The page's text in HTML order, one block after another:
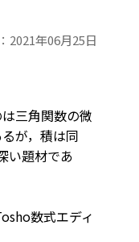
2021年06月25日
三角関数の微
が，積は同
い題材であ
数式エディ